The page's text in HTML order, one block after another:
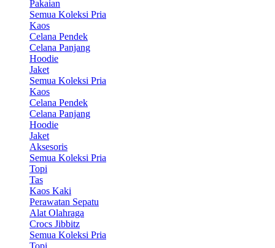
Pakaian
Semua Koleksi Pria
Kaos
Celana Pendek
Celana Panjang
Hoodie
Jaket
Semua Koleksi Pria
Kaos
Celana Pendek
Celana Panjang
Hoodie
Jaket
Aksesoris
Semua Koleksi Pria
Topi
Tas
Kaos Kaki
Perawatan Sepatu
Alat Olahraga
Crocs Jibbitz
Semua Koleksi Pria
Topi